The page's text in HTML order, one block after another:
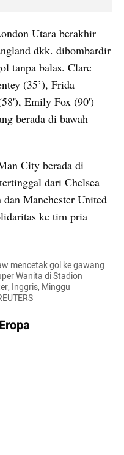
Utara berakhir
dkk. dibombardir
tanpa balas. Clare
(35’), Frida
Emily Fox (90')
berada di bawah
City berada di
dari Chelsea
Manchester United
ke tim pria
mencetak gol ke gawang
Wanita di Stadion
Inggris, Minggu